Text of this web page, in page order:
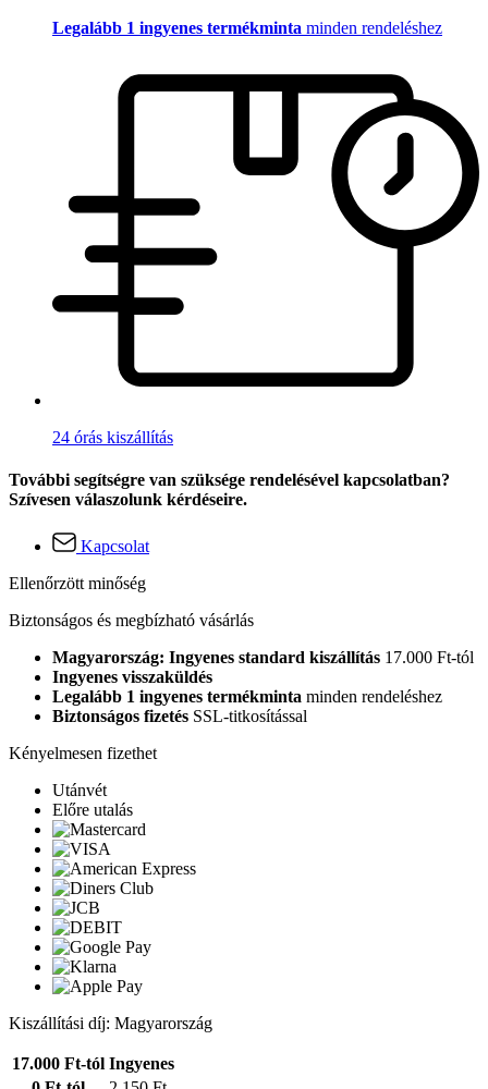
Legalább 1 ingyenes termékminta minden rendeléshez
24 órás kiszállítás
További segítségre van szüksége rendelésével kapcsolatban?
Szívesen válaszolunk kérdéseire.
Kapcsolat
Ellenőrzött minőség
Biztonságos és megbízható vásárlás
Magyarország: Ingyenes standard kiszállítás 17.000 Ft-tól
Ingyenes visszaküldés
Legalább 1 ingyenes termékminta minden rendeléshez
Biztonságos fizetés SSL-titkosítással
Kényelmesen fizethet
Utánvét
Előre utalás
Kiszállítási díj: Magyarország
17.000 Ft-tól Ingyenes